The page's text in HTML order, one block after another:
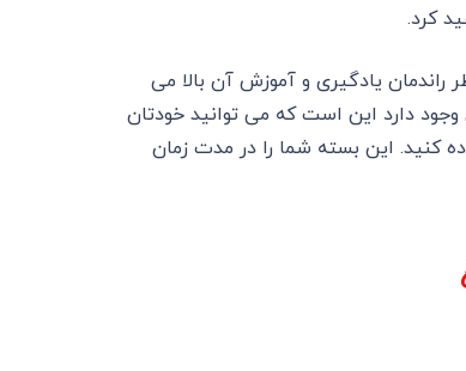
کرد.
یادگیری و آموزش آن بالا می
دارد این است که می توانید خودتان
کنید. این بسته شما را در مدت زمان